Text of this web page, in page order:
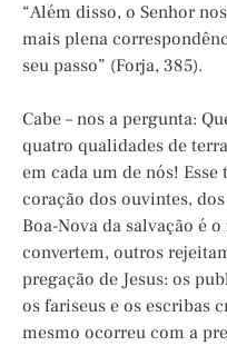
“Além disso, o Senhor
mais plena
seu passo” (Forja, 385).
Cabe – nos a pergunta:
quatro qualidades de
em cada um de nós!
coração dos ouvintes,
Boa-Nova da salvação é
convertem, outros
pregação de Jesus: os
os fariseus e os escribas
mesmo ocorreu com a